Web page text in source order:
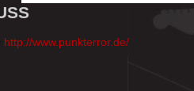
http://www.punkterror.de/